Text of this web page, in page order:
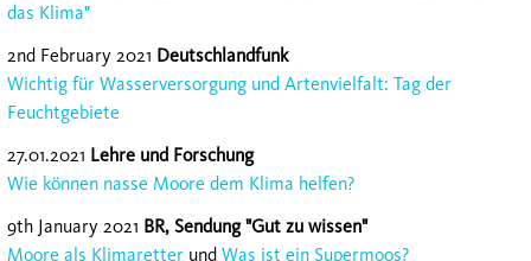
das Klima"
2nd February 2021 Deutschlandfunk
Wichtig für Wasserversorgung und Artenvielfalt: Tag der
Feuchtgebiete
27.01.2021 Lehre und Forschung
Wie können nasse Moore dem Klima helfen?
9th January 2021 BR, Sendung "Gut zu wissen"
Moore als Klimaretter und Was ist ein Supermoos?